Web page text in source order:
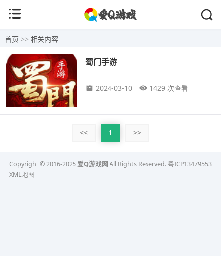
首页 >> 相关内容
蜀门手游
2024-03-10 1429 次查看
<< 1 >>
Copyright © 2016-2025爱Q游戏网 All Rights Reserved. 粤ICP13479553
XML地图